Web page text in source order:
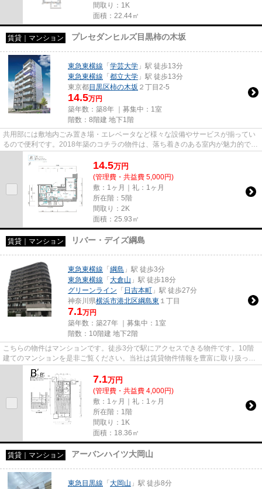
間取り：1K
面積：22.44㎡
賃貸｜マンション プレセダンヒルズ目黒柿の木坂
東急東横線 「 学芸大学 」駅 徒歩13分
東急東横線 「 都立大学 」駅 徒歩13分
東京都目黒区柿の木坂 ２丁目2-5
14.5万円
築年数：築8年 ｜募集中： 1室
階数：8階建 地下1階
共用部には敷地内ごみ置き場・エレベータなど様々な設備やサービスが揃ってい
るので便利です。2018年築のコチラの物件は、落ち着きのある室内が魅力的で
す。こちらの物件はマンション...
14.5万円
(管理費・共益費 5,000円)
敷：1ヶ月｜礼：1ヶ月
所在階：5階
間取り：2K
面積：25.93㎡
賃貸｜マンション リバー・デイズ綱島
東急東横線 「 綱島 」駅 徒歩3分
東急東横線 「 大倉山 」駅 徒歩18分
グリーンライン 「 日吉本町 」駅 徒歩27分
神奈川県横浜市港北区綱島東 １丁目
7.1万円
築年数：築27年 ｜募集中： 1室
階数：10階建 地下2階
こちらの物件はマンションです。徒歩3分で駅にアクセスできる物件です。10階
建てのマンションを是非ご覧ください。当社は賃貸物件情報を豊富に取り扱って
います。お客様のこだわりに合...
7.1万円
(管理費・共益費 4,000円)
敷：1ヶ月｜礼：1ヶ月
所在階：1階
間取り：1K
面積：18.36㎡
賃貸｜マンション アーバンハイツ大岡山
東急目黒線 「 大岡山 」駅 徒歩8分